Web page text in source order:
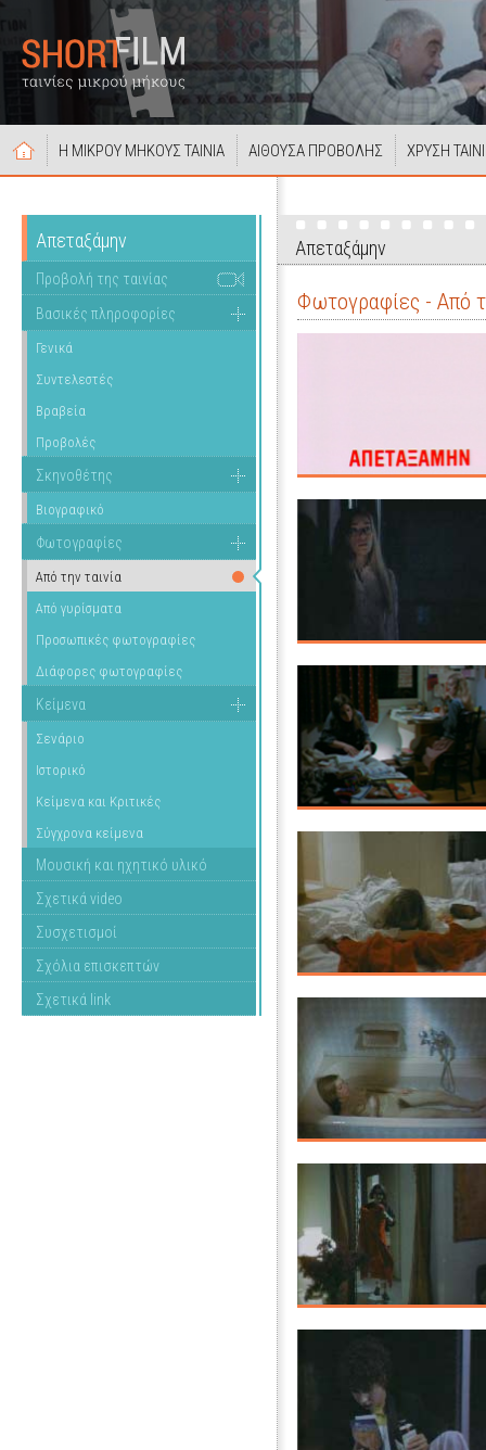
Η ΜΙΚΡΟΥ ΜΗΚΟΥΣ ΤΑΙΝΙΑ ΑΙΘΟΥΣΑ ΠΡΟΒΟΛΗΣ ΧΡΥΣΗ
Απεταξάμην
Προβολή της ταινίας
Βασικές πληροφορίες
Γενικά
Συντελεστές
Βραβεία
Προβολές
Σκηνοθέτης
Βιογραφικό
Φωτογραφίες
Από την ταινία
Από γυρίσματα
Προσωπικές φωτογραφίες
Διάφορες φωτογραφίες
Κείμενα
Σενάριο
Ιστορικό
Κείμενα και Κριτικές
Σύγχρονα κείμενα
Μουσική και ηχητικό υλικό
Σχετικά video
Συσχετισμοί
Σχόλια επισκεπτών
Σχετικά link
Απεταξάμην
Φωτογραφίες - Από